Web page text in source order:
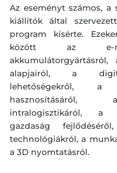
Az eseményt számos, a
kiállítók által
program kísérte.
között az e-
akkumulátorgyártásról,
alapjairól, a
lehetőségekről,
hasznosításáról,
intralogisztikáról, a
gazdaság
technológiákról, a
a 3D nyomtatásról.